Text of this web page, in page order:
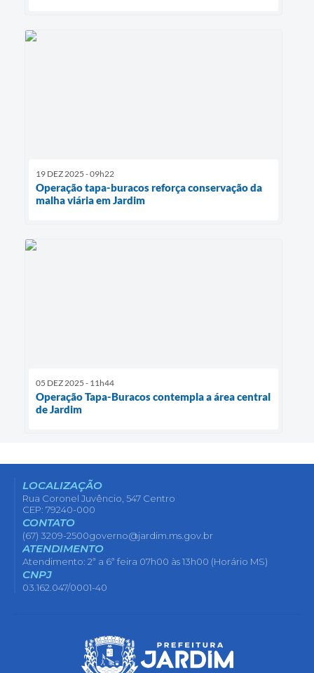
19 DEZ 2025 - 09h22
Operação tapa-buracos reforça conservação da
malha viária em Jardim
05 DEZ 2025 - 11h44
Operação Tapa-Buracos contempla a área central
de Jardim
LOCALIZAÇÃO
Rua Coronel Juvêncio, 547 Centro
CEP: 79240-000
CONTATO
(67) 3209-2500governo@jardim.ms.gov.br
ATENDIMENTO
Atendimento: 2ª a 6ª feira 07h00 às 13h00 (Horário MS)
CNPJ
03.162.047/0001-40